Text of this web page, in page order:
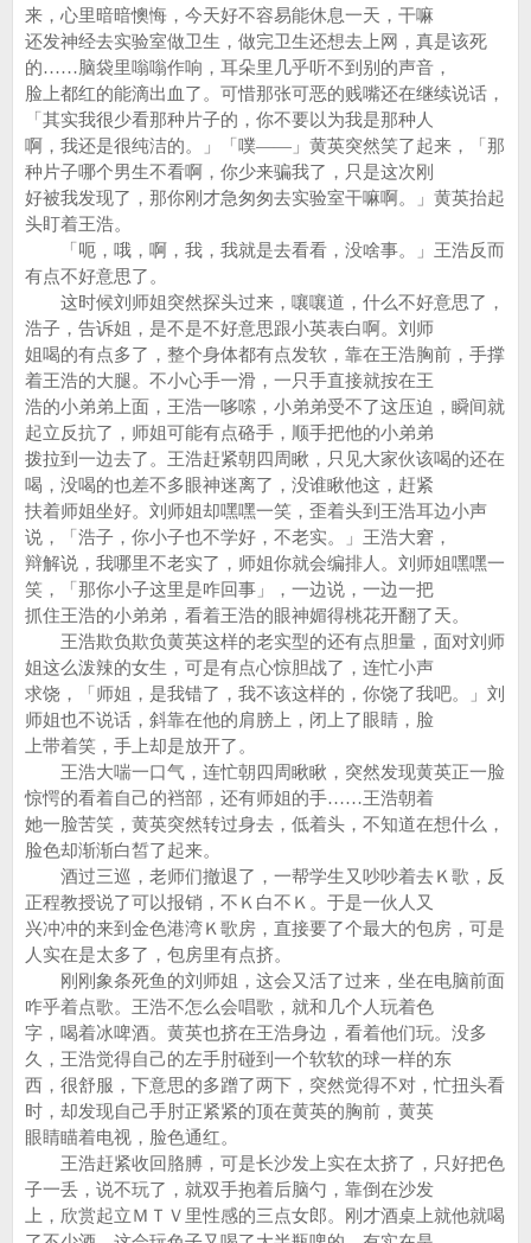
来，心里暗暗懊悔，今天好不容易能休息一天，干嘛
还发神经去实验室做卫生，做完卫生还想去上网，真是该死
的……脑袋里嗡嗡作响，耳朵里几乎听不到别的声音，
脸上都红的能滴出血了。可惜那张可恶的贱嘴还在继续说话，
「其实我很少看那种片子的，你不要以为我是那种人
啊，我还是很纯洁的。」「噗——」黄英突然笑了起来，「那
种片子哪个男生不看啊，你少来骗我了，只是这次刚
好被我发现了，那你刚才急匆匆去实验室干嘛啊。」黄英抬起
头盯着王浩。
「呃，哦，啊，我，我就是去看看，没啥事。」王浩反而
有点不好意思了。
这时候刘师姐突然探头过来，嚷嚷道，什么不好意思了，
浩子，告诉姐，是不是不好意思跟小英表白啊。刘师
姐喝的有点多了，整个身体都有点发软，靠在王浩胸前，手撑
着王浩的大腿。不小心手一滑，一只手直接就按在王
浩的小弟弟上面，王浩一哆嗦，小弟弟受不了这压迫，瞬间就
起立反抗了，师姐可能有点硌手，顺手把他的小弟弟
拨拉到一边去了。王浩赶紧朝四周瞅，只见大家伙该喝的还在
喝，没喝的也差不多眼神迷离了，没谁瞅他这，赶紧
扶着师姐坐好。刘师姐却嘿嘿一笑，歪着头到王浩耳边小声
说，「浩子，你小子也不学好，不老实。」王浩大窘，
辩解说，我哪里不老实了，师姐你就会编排人。刘师姐嘿嘿一
笑，「那你小子这里是咋回事」，一边说，一边一把
抓住王浩的小弟弟，看着王浩的眼神媚得桃花开翻了天。
王浩欺负欺负黄英这样的老实型的还有点胆量，面对刘师
姐这么泼辣的女生，可是有点心惊胆战了，连忙小声
求饶，「师姐，是我错了，我不该这样的，你饶了我吧。」刘
师姐也不说话，斜靠在他的肩膀上，闭上了眼睛，脸
上带着笑，手上却是放开了。
王浩大喘一口气，连忙朝四周瞅瞅，突然发现黄英正一脸
惊愕的看着自己的裆部，还有师姐的手……王浩朝着
她一脸苦笑，黄英突然转过身去，低着头，不知道在想什么，
脸色却渐渐白皙了起来。
酒过三巡，老师们撤退了，一帮学生又吵吵着去Ｋ歌，反
正程教授说了可以报销，不Ｋ白不Ｋ。于是一伙人又
兴冲冲的来到金色港湾Ｋ歌房，直接要了个最大的包房，可是
人实在是太多了，包房里有点挤。
刚刚象条死鱼的刘师姐，这会又活了过来，坐在电脑前面
咋乎着点歌。王浩不怎么会唱歌，就和几个人玩着色
字，喝着冰啤酒。黄英也挤在王浩身边，看着他们玩。没多
久，王浩觉得自己的左手肘碰到一个软软的球一样的东
西，很舒服，下意思的多蹭了两下，突然觉得不对，忙扭头看
时，却发现自己手肘正紧紧的顶在黄英的胸前，黄英
眼睛瞄着电视，脸色通红。
王浩赶紧收回胳膊，可是长沙发上实在太挤了，只好把色
子一丢，说不玩了，就双手抱着后脑勺，靠倒在沙发
上，欣赏起立ＭＴＶ里性感的三点女郎。刚才酒桌上就他就喝